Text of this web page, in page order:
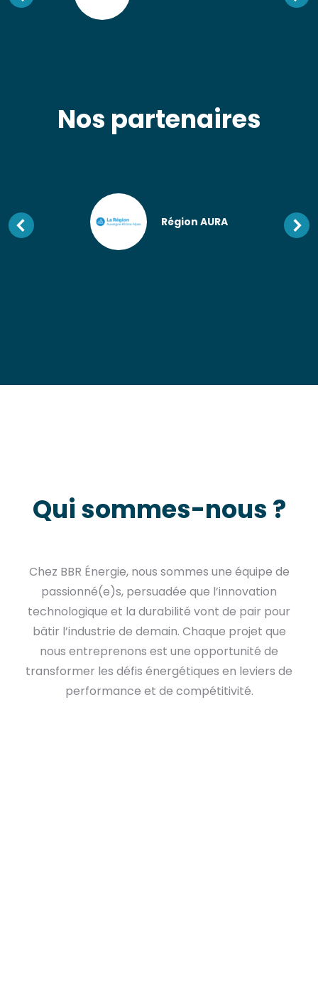
Nos partenaires
Région AURA
Qui sommes-nous ?
Chez BBR Énergie, nous sommes une équipe de
passionné(e)s, persuadée que l’innovation
technologique et la durabilité vont de pair pour
bâtir l’industrie de demain. Chaque projet que
nous entreprenons est une opportunité de
transformer les défis énergétiques en leviers de
performance et de compétitivité.